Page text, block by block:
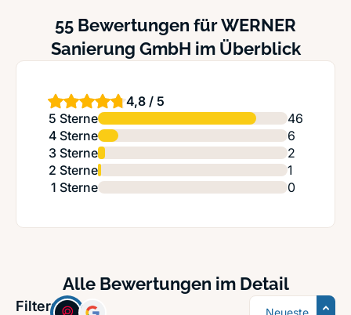
55 Bewertungen für WERNER
Sanierung GmbH im Überblick
4,8 / 5
5 Sterne
46
4 Sterne
6
3 Sterne
2
2 Sterne
1
1 Sterne
0
Alle Bewertungen im Detail
Filter: Sortierung